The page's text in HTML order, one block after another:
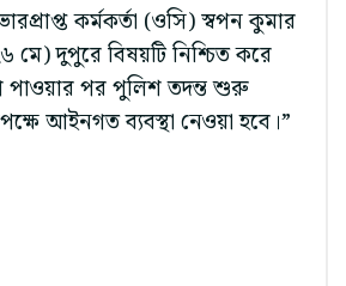
কর্মকর্তা (ওসি) স্বপন কুমার
মে) দুপুরে বিষয়টি নিশ্চিত করে
পর পুলিশ তদন্ত শুরু
আইনগত ব্যবস্থা নেওয়া হবে।”